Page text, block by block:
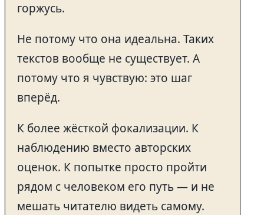
горжусь.
Не потому что она идеальна. Таких
текстов вообще не существует. А
потому что я чувствую: это шаг
вперёд.
К более жёсткой фокализации. К
наблюдению вместо авторских
оценок. К попытке просто пройти
рядом с человеком его путь — и не
мешать читателю видеть самому.